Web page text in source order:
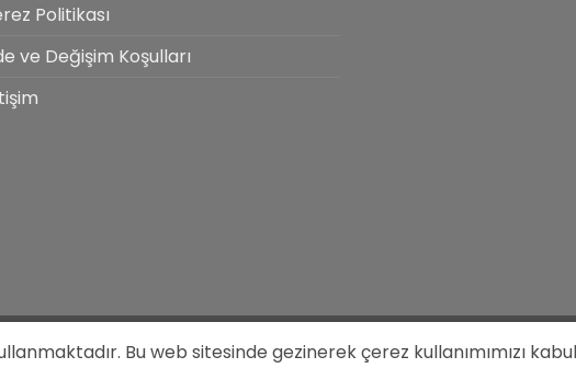
Politikası
ve Değişim Koşulları
Designed by444 Reklam
Bu web sitesinde gezinerek çerez kullanımımızı